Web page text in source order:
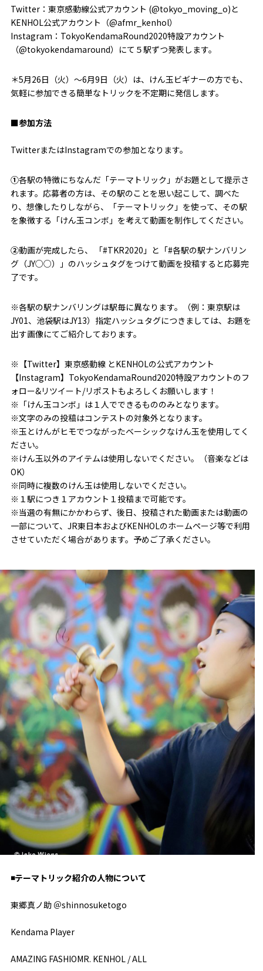
Twitter：東京感動線公式アカウント (@tokyo_moving_o)と
KENHOL公式アカウント（@afmr_kenhol）
Instagram：TokyoKendamaRound2020特設アカウント
（@tokyokendamaround）にて５駅ずつ発表します。
＊5月26日（火）〜6月9日（火）は、けん玉ビギナーの方でも、
気軽に参加できる簡単なトリックを不定期に発信します。
■参加方法
TwitterまたはInstagramでの参加となります。
①各駅の特徴にちなんだ「テーマトリック」がお題として提示さ
れます。応募者の方は、その駅のことを思い起こして、調べた
り、想像したりしながら、「テーマトリック」を使って、その駅
を象徴する「けん玉コンボ」を考えて動画を制作してください。
②動画が完成したら、 「#TKR2020」と「#各駅の駅ナンバリン
グ（JY○○）」のハッシュタグをつけて動画を投稿すると応募完
了です。
※各駅の駅ナンバリングは駅毎に異なります。（例：東京駅は
JY01、池袋駅はJY13）指定ハッシュタグにつきましては、お題を
出す画像にてご紹介しております。
※【Twitter】東京感動線 とKENHOLの公式アカウント
【Instagram】TokyoKendamaRound2020特設アカウントのフ
ォロー&リツイート/リポストもよろしくお願いします！
※「けん玉コンボ」は１人でできるもののみとなります。
※文字のみの投稿はコンテストの対象外となります。
※玉とけんがヒモでつながったベーシックなけん玉を使用してく
ださい。
※けん玉以外のアイテムは使用しないでください。（音楽などは
OK）
※同時に複数のけん玉は使用しないでください。
※１駅につき１アカウント１投稿まで可能です。
※当選の有無にかかわらず、後日、投稿された動画または動画の
一部について、JR東日本およびKENHOLのホームページ等で利用
させていただく場合があります。予めご了承ください。
◾️テーマトリック紹介の人物について
東郷真ノ助 ＠shinnosuketogo
Kendama Player
AMAZING FASHIOMR. KENHOL / ALL